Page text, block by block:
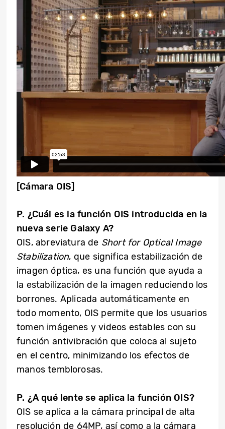
[Cámara OIS]
P. ¿Cuál es la función OIS introducida en la
nueva serie Galaxy A?
OIS, abreviatura de Short for Optical Image
Stabilization, que significa estabilización de
imagen óptica, es una función que ayuda a
la estabilización de la imagen reduciendo los
borrones. Aplicada automáticamente en
todo momento, OIS permite que los usuarios
tomen imágenes y videos estables con su
función antivibración que coloca al sujeto
en el centro, minimizando los efectos de
manos temblorosas.
P. ¿A qué lente se aplica la función OIS?
OIS se aplica a la cámara principal de alta
resolución de 64MP, así como a la cámara